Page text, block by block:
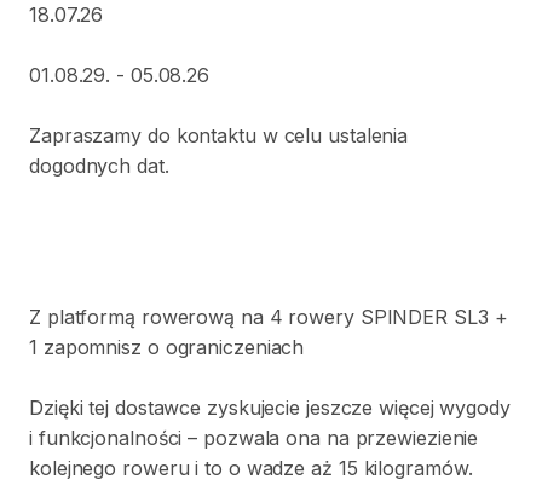
18.07.26
01.08.29. - 05.08.26
Zapraszamy do kontaktu w celu ustalenia
dogodnych dat.
Z platformą rowerową na 4 rowery SPINDER SL3 +
1 zapomnisz o ograniczeniach
Dzięki tej dostawce zyskujecie jeszcze więcej wygody
i funkcjonalności – pozwala ona na przewiezienie
kolejnego roweru i to o wadze aż 15 kilogramów.